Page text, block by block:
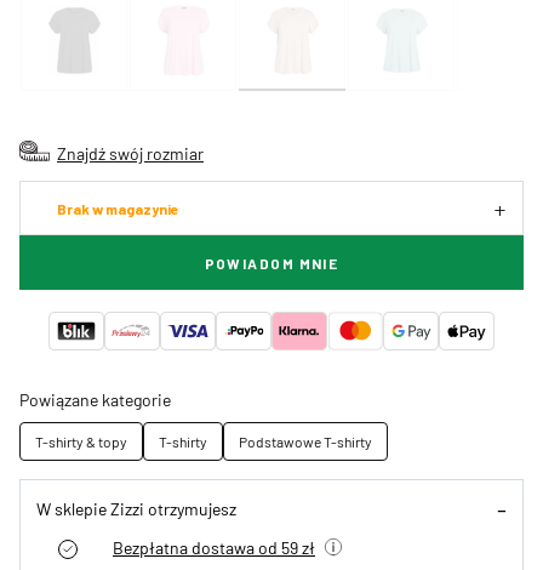
Znajdź swój rozmiar
Brak w magazynie
POWIADOM MNIE
Powiązane kategorie
T-shirty & topy T-shirty Podstawowe T-shirty
W sklepie Zizzi otrzymujesz
Bezpłatna dostawa od 59 zł